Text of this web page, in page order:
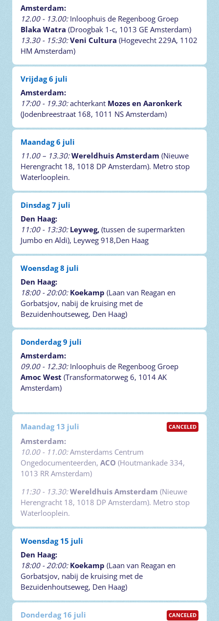
Amsterdam:
12.00 - 13.00:Inloophuis de Regenboog Groep
Blaka Watra (Droogbak 1-c, 1013 GE Amsterdam)
13.30 - 15:30: Veni Cultura (Hogevecht 229A, 1102
HM Amsterdam)
Vrijdag 6 juli
Amsterdam:
17:00 - 19.30:achterkant Mozes en Aaronkerk
(Jodenbreestraat 168, 1011 NS Amsterdam)
Maandag 6 juli
11.00 – 13.30:Wereldhuis Amsterdam (Nieuwe
Herengracht 18, 1018 DP Amsterdam). Metro stop
Waterlooplein.
Dinsdag 7 juli
Den Haag:
11:00 - 13:30: Leyweg, (tussen de supermarkten
Jumbo en Aldi), Leyweg 918,Den Haag
Woensdag 8 juli
Den Haag:
18:00 - 20:00: Koekamp (Laan van Reagan en
Gorbatsjov, nabij de kruising met de
Bezuidenhoutseweg, Den Haag)
Donderdag 9 juli
Amsterdam:
09.00 - 12.30:Inloophuis de Regenboog Groep
Amoc West (Transformatorweg 6, 1014 AK
Amsterdam)
Maandag 13 juli CANCELED
Amsterdam:
10.00 - 11.00:Amsterdams Centrum
Ongedocumenteerden, ACO (Houtmankade 334,
1013 RR Amsterdam)
11:30 - 13.30: Wereldhuis Amsterdam (Nieuwe
Herengracht 18, 1018 DP Amsterdam). Metro stop
Waterlooplein.
Woensdag 15 juli
Den Haag:
18:00 - 20:00: Koekamp (Laan van Reagan en
Gorbatsjov, nabij de kruising met de
Bezuidenhoutseweg, Den Haag)
Donderdag 16 juli CANCELED